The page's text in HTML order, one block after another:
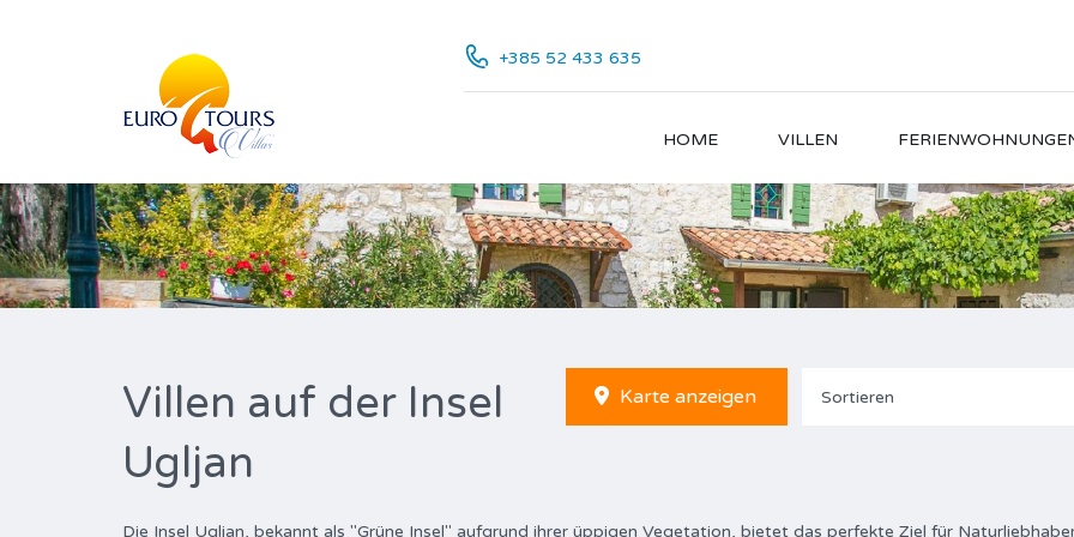
+385 52 433 635
HOME VILLEN
Villen auf der Insel
Ugljan
Karte anzeigen Sortieren
Die Insel Ugljan, bekannt als "Grüne Insel" aufgrund ihrer üppigen Vegetation, bietet das perfekte Ziel für